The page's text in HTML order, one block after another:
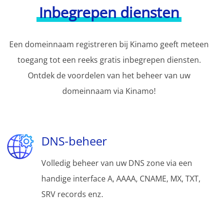
Inbegrepen diensten
Een domeinnaam registreren bij Kinamo geeft meteen
toegang tot een reeks gratis inbegrepen diensten.
Ontdek de voordelen van het beheer van uw
domeinnaam via Kinamo!
DNS-beheer
Volledig beheer van uw DNS zone via een
handige interface A, AAAA, CNAME, MX, TXT,
SRV records enz.